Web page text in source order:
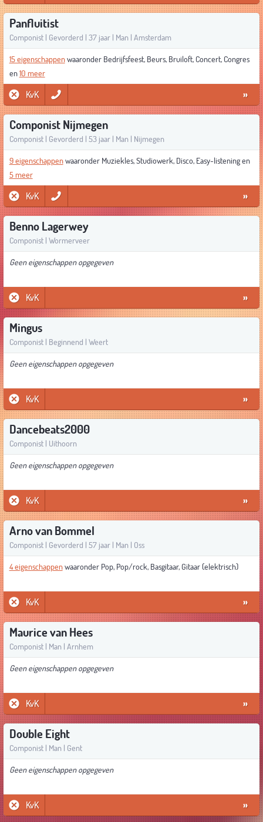
Panfluitist
Componist | Gevorderd | 37 jaar | Man | Amsterdam
15 eigenschappenwaaronder Bedrijfsfeest, Beurs, Bruiloft, Concert, Congres
en10 meer
KvK »
Componist Nijmegen
Componist | Gevorderd | 53 jaar | Man | Nijmegen
9 eigenschappenwaaronder Muziekles, Studiowerk, Disco, Easy-listening en
5 meer
KvK »
Benno Lagerwey
Componist | Wormerveer
Geen eigenschappen opgegeven
KvK »
Mingus
Componist | Beginnend | Weert
Geen eigenschappen opgegeven
KvK »
Dancebeats2000
Componist | Uithoorn
Geen eigenschappen opgegeven
KvK »
Arno van Bommel
Componist | Gevorderd | 57 jaar | Man | Oss
4 eigenschappenwaaronder Pop, Pop/rock, Basgitaar, Gitaar (elektrisch)
KvK »
Maurice van Hees
Componist | Man | Arnhem
Geen eigenschappen opgegeven
KvK »
Double Eight
Componist | Man | Gent
Geen eigenschappen opgegeven
KvK »